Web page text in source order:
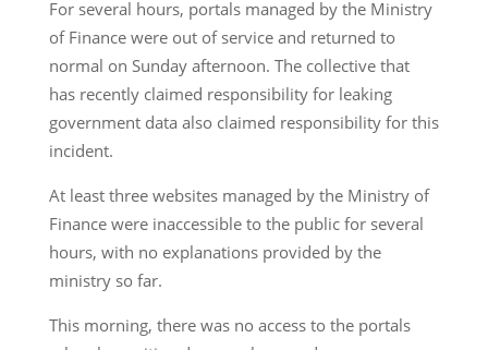
For several hours, portals managed by the Ministry
of Finance were out of service and returned to
normal on Sunday afternoon. The collective that
has recently claimed responsibility for leaking
government data also claimed responsibility for this
incident.
At least three websites managed by the Ministry of
Finance were inaccessible to the public for several
hours, with no explanations provided by the
ministry so far.
This morning, there was no access to the portals